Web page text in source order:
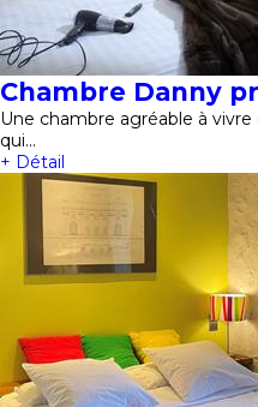
Chambre Danny
Une chambre agréable à vivre
qui…
+ Détail